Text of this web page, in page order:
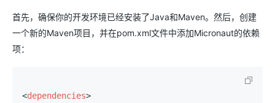
首先，确保你的开发环境已经安装了Java和Maven。然后，创建
一个新的Maven项目，并在pom.xml文件中添加Micronaut的依赖
项：
<dependencies>